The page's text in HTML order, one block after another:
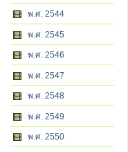
พ.ศ. 2544
พ.ศ. 2545
พ.ศ. 2546
พ.ศ. 2547
พ.ศ. 2548
พ.ศ. 2549
พ.ศ. 2550